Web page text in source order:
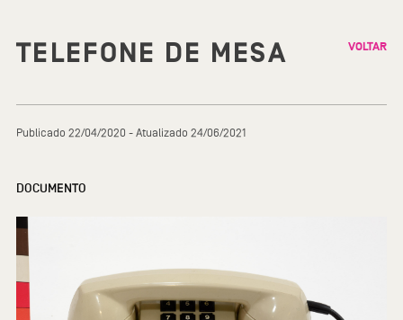
TELEFONE DE MESA VOLTAR
Publicado 22/04/2020 - Atualizado 24/06/2021
DOCUMENTO